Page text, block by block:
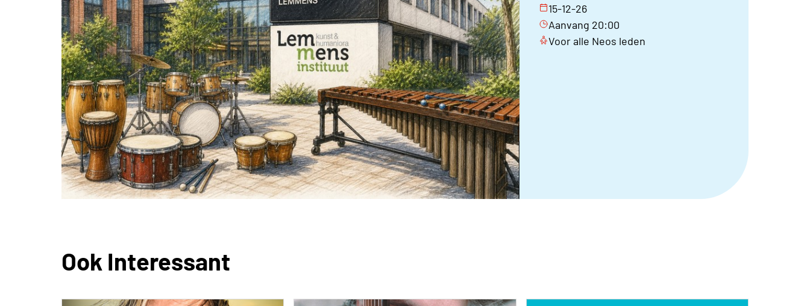
15-12-26
Aanvang 20:00
Voor alle Neos leden
Ook Interessant